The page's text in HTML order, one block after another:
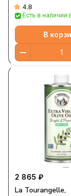
мл4.8
Есть в
В
2 865 ₽
La Tourangelle,